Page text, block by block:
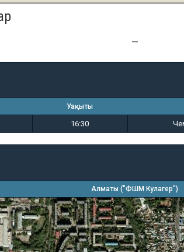
—
Уақыты
16:30
Алматы ("ФШМ Кулагер")